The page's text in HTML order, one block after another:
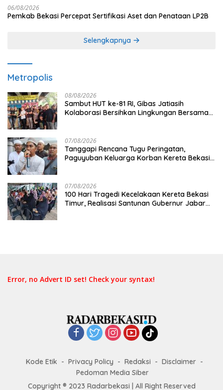
06/08/2026
Pemkab Bekasi Percepat Sertifikasi Aset dan Penataan LP2B
Selengkapnya
Metropolis
08/08/2026
Sambut HUT ke-81 RI, Gibas Jatiasih
Kolaborasi Bersihkan Lingkungan Bersama
07/08/2026
Tanggapi Rencana Tugu Peringatan,
Paguyuban Keluarga Korban Kereta Bekasi
07/08/2026
100 Hari Tragedi Kecelakaan Kereta Bekasi
Timur, Realisasi Santunan Gubernur Jabar
Error, no Advert ID set! Check your syntax!
Kode Etik Privacy Policy Redaksi
Disclaimer
Pedoman Media Siber
Copyright ® 2023 Radarbekasi | All Right Reserved